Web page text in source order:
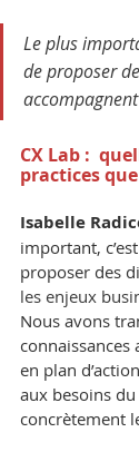
Le plus
de proposer
CX Lab :
practices
Isabelle
important,
proposer des
les enjeux
Nous avons
connaissances
en plan
aux besoins
concrètement